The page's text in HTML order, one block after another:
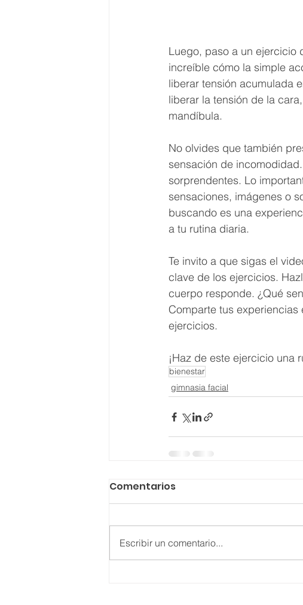
Luego, paso a un ejercicio
increíble cómo la simple
liberar tensión acumulada
liberar la tensión de la
mandíbula.
No olvides que también
sensación de
sorprendentes. Lo
sensaciones, imágenes o
buscando es una
a tu rutina diaria.
Te invito a que sigas el
clave de los ejercicios.
cuerpo responde. ¿Qué
Comparte tus
ejercicios.
¡Haz de este ejercicio una
bienestar
gimnasia facial
Comentarios
Escribir un comentario...